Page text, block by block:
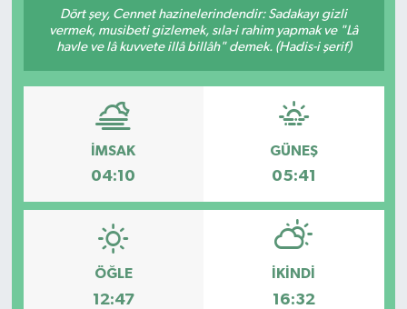
Dört şey, Cennet hazinelerindendir: Sadakayı gizli
vermek, musibeti gizlemek, sıla-i rahim yapmak ve "Lâ
havle ve lâ kuvvete illâ billâh" demek. (Hadis-i şerif)
İMSAK
04:10
GÜNEŞ
05:41
ÖĞLE
12:47
İKINDI
16:32